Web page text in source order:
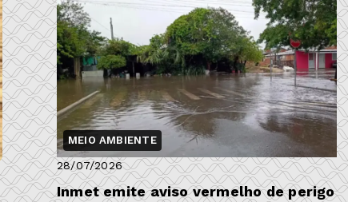
MEIO AMBIENTE
28/07/2026
Inmet emite aviso vermelho de perigo